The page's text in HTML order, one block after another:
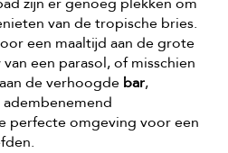
van de tropische bries.
een maaltijd aan de grote
een parasol, of misschien
de verhoogde bar,
perfecte omgeving voor een